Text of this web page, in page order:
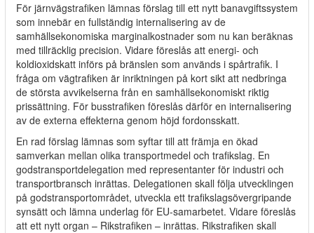
För järnvägstrafiken lämnas förslag till ett nytt banavgiftssystem
som innebär en fullständig internalisering av de
samhällsekonomiska marginalkostnader som nu kan beräknas
med tillräcklig precision. Vidare föreslås att energi- och
koldioxidskatt införs på bränslen som används i spårtrafik. I
fråga om vägtrafiken är inriktningen på kort sikt att nedbringa
de största avvikelserna från en samhällsekonomiskt riktig
prissättning. För busstrafiken föreslås därför en internalisering
av de externa effekterna genom höjd fordonsskatt.
En rad förslag lämnas som syftar till att främja en ökad
samverkan mellan olika transportmedel och trafikslag. En
godstransportdelegation med representanter för industri och
transportbransch inrättas. Delegationen skall följa utvecklingen
på godstransportområdet, utveckla ett trafikslagsövergripande
synsätt och lämna underlag för EU-samarbetet. Vidare föreslås
att ett nytt organ – Rikstrafiken – inrättas. Rikstrafiken skall